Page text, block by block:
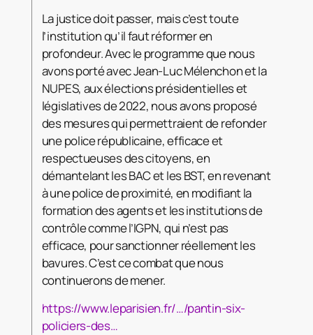
La justice doit passer, mais c’est toute
l’institution qu’il faut réformer en
profondeur. Avec le programme que nous
avons porté avec Jean-Luc Mélenchon et la
NUPES, aux élections présidentielles et
législatives de 2022, nous avons proposé
des mesures qui permettraient de refonder
une police républicaine, efficace et
respectueuses des citoyens, en
démantelant les BAC et les BST, en revenant
à une police de proximité, en modifiant la
formation des agents et les institutions de
contrôle comme l’IGPN, qui n’est pas
efficace, pour sanctionner réellement les
bavures. C’est ce combat que nous
continuerons de mener.
https://www.leparisien.fr/…/pantin-six-
policiers-des…